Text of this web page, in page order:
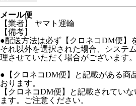
メール便
【業者】 ヤマト運輸
【備考】
●配送方法は必ず【クロネコDM便】
それ以外を選択された場合、システ
理させていただく場合がございます。
●【クロネコDM便】と記載がある商
おります。
【クロネコDM便】と記載されてい
ます。ご注意ください。